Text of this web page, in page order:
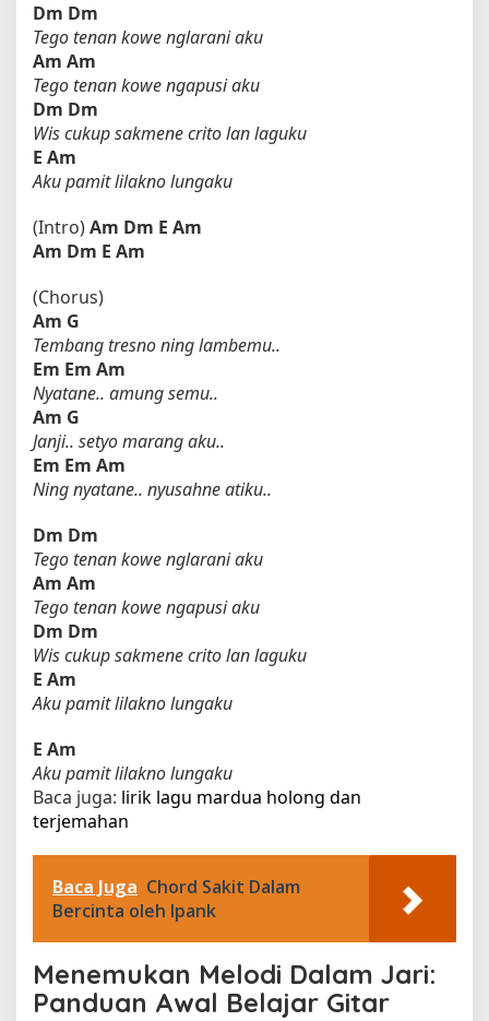
Dm Dm
Tego tenan kowe nglarani aku
Am Am
Tego tenan kowe ngapusi aku
Dm Dm
Wis cukup sakmene crito lan laguku
E Am
Aku pamit lilakno lungaku
(Intro)Am Dm E Am
Am Dm E Am
(Chorus)
Am G
Tembang tresno ning lambemu..
Em Em Am
Nyatane.. amung semu..
Am G
Janji.. setyo marang aku..
Em Em Am
Ning nyatane.. nyusahne atiku..
Dm Dm
Tego tenan kowe nglarani aku
Am Am
Tego tenan kowe ngapusi aku
Dm Dm
Wis cukup sakmene crito lan laguku
E Am
Aku pamit lilakno lungaku
E Am
Aku pamit lilakno lungaku
Baca juga: lirik lagu mardua holong dan
terjemahan​
Baca Juga Chord Sakit Dalam
Bercinta oleh Ipank
Menemukan Melodi Dalam Jari:
Panduan Awal Belajar Gitar